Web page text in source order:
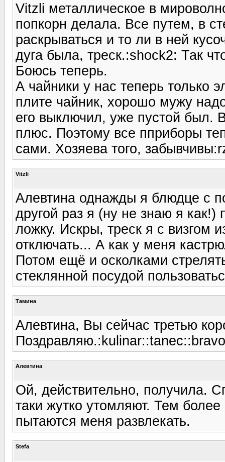
Vitzli металлическое в
попкорн делала. Все путем, в
раскрываться и то ли в ней
дуга была, треск.:shock2: Так
Боюсь теперь.
А чайники у нас теперь только
плите чайник, хорошо мужу
его выключил, уже пустой был.
плюс. Поэтому все пприборы
сами. Хозяева того,
Vitzli
Алевтина однажды я блюдце с
другой раз я (ну не знаю я как!)
ложку. Искры, треск я с визгом
отключать... А как у меня
Потом ещё и осколками
стеклянной посудой
Тамина
Алевтина, Вы сейчас третью
Алевтина
Ой, действительно, получила.
таки жутко утомляют. Тем
пытаются меня развлекать.
Stefa